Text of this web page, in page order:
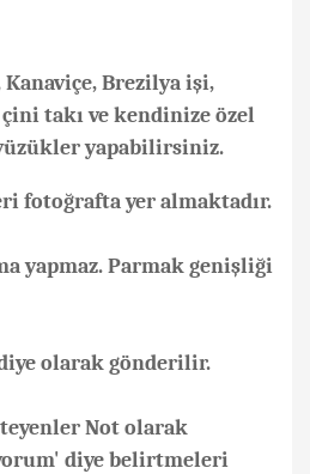
Brezilya işi,
takı ve kendinize özel
yapabilirsiniz.
fotoğrafta yer almaktadır.
yapmaz. Parmak genişliği
olarak gönderilir.
Not olarak
diye belirtmeleri